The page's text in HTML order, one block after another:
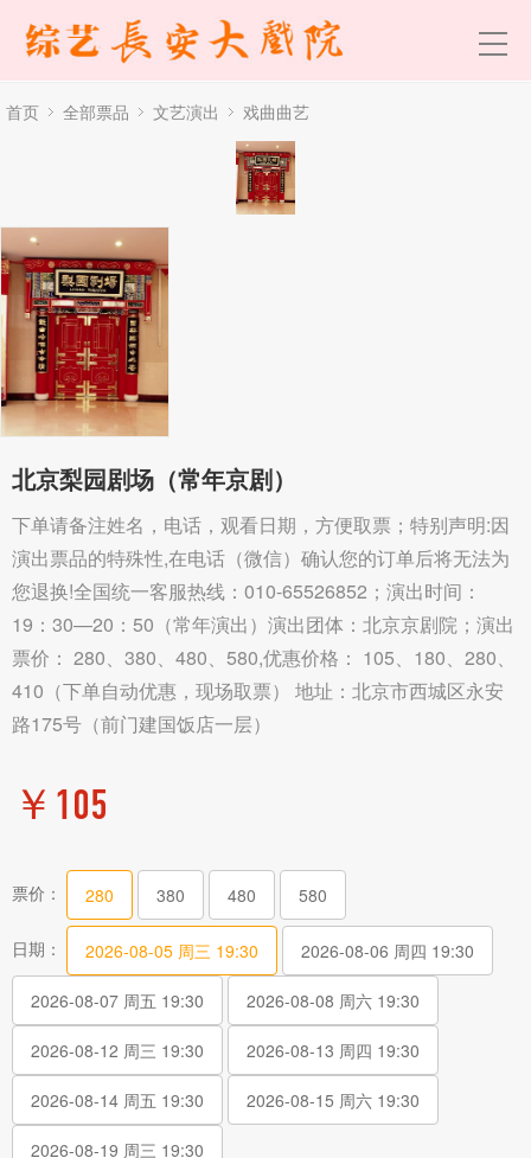
首页 全部票品 文艺演出 戏曲曲艺
北京梨园剧场（常年京剧）
下单请备注姓名，电话，观看日期，方便取票；特别声明:因
演出票品的特殊性,在电话（微信）确认您的订单后将无法为
您退换!全国统一客服热线：010-65526852；演出时间：
19：30—20：50（常年演出）演出团体：北京京剧院；演出
票价： 280、380、480、580,优惠价格： 105、180、280、
410（下单自动优惠，现场取票） 地址：北京市西城区永安
路175号（前门建国饭店一层）
￥ 105
票价： 280 380 480 580
日期： 2026-08-05 周三 19:30 2026-08-06 周四 19:30
2026-08-07 周五 19:30 2026-08-08 周六 19:30
2026-08-12 周三 19:30 2026-08-13 周四 19:30
2026-08-14 周五 19:30 2026-08-15 周六 19:30
2026-08-19 周三 19:30